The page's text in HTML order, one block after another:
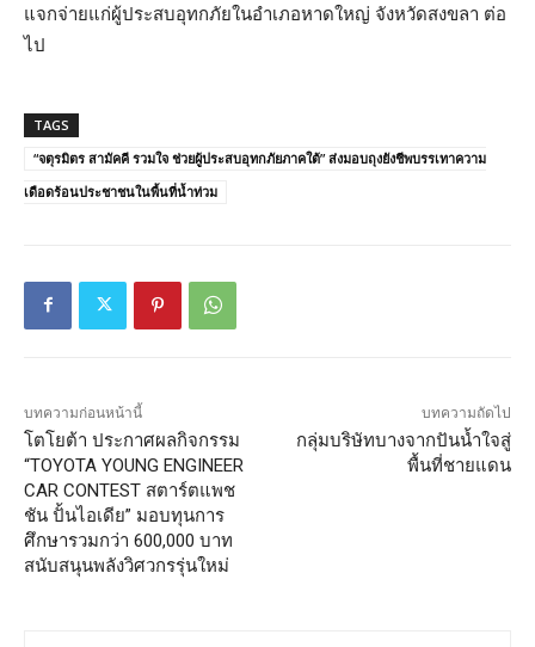
แจกจ่ายแก่ผู้ประสบอุทกภัยในอำเภอหาดใหญ่ จังหวัดสงขลา ต่อ
ไป
TAGS
“จตุรมิตร สามัคคี รวมใจ ช่วยผู้ประสบอุทกภัยภาคใต้” ส่งมอบถุงยังชีพบรรเทาความ
เดือดร้อนประชาชนในพื้นที่น้ำท่วม
บทความก่อนหน้านี้
โตโยต้า ประกาศผลกิจกรรม
“TOYOTA YOUNG ENGINEER
CAR CONTEST สตาร์ตแพช
ชัน ปั้นไอเดีย” มอบทุนการ
ศึกษารวมกว่า 600,000 บาท
สนับสนุนพลังวิศวกรรุ่นใหม่
บทความถัดไป
กลุ่มบริษัทบางจากปันน้ำใจสู่
พื้นที่ชายแดน